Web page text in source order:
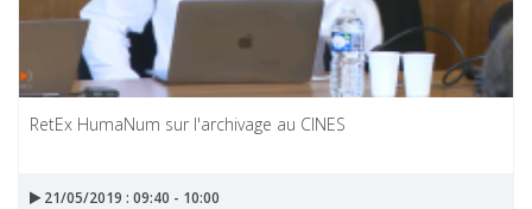
RetEx HumaNum sur l'archivage au CINES
21/05/2019 : 09:40 - 10:00